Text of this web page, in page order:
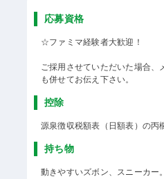
応募資格
☆ファミマ経験者大歓迎！
ご採用させていただいた場合
も併せてお伝え下さい。
控除
源泉徴収税額表（日額表）の丙
持ち物
動きやすいズボン、スニーカー。